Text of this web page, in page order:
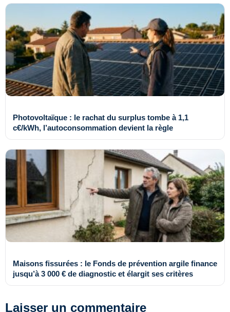
Photovoltaïque : le rachat du surplus tombe à 1,1
c€/kWh, l’autoconsommation devient la règle
Maisons fissurées : le Fonds de prévention argile finance
jusqu’à 3 000 € de diagnostic et élargit ses critères
Laisser un commentaire